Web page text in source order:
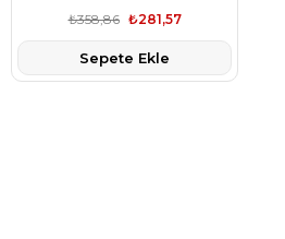
₺281,57
₺358,86
Sepete Ekle